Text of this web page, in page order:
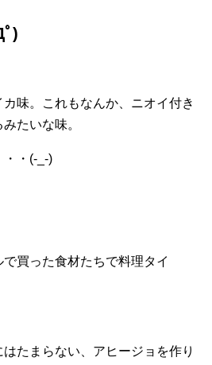
ﾟ)
味。これもなんか、ニオイ付き
たいな味。
・・(-_-)
買った食材たちで料理タイ
たまらない、アヒージョを作り